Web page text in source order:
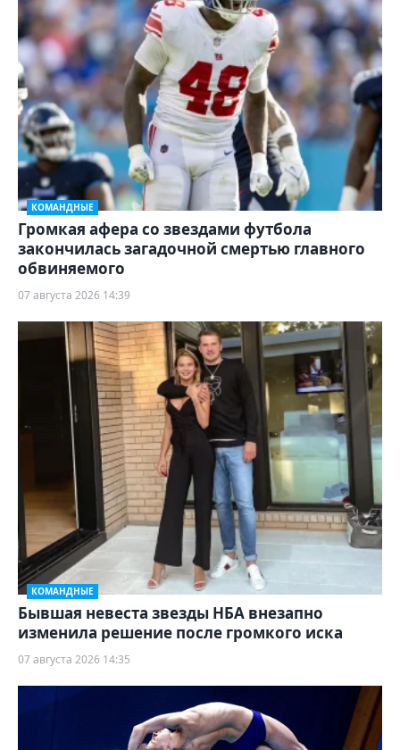
КОМАНДНЫЕ
Громкая афера со звездами футбола
закончилась загадочной смертью главного
обвиняемого
07 августа 2026 14:39
КОМАНДНЫЕ
Бывшая невеста звезды НБА внезапно
изменила решение после громкого иска
07 августа 2026 14:35